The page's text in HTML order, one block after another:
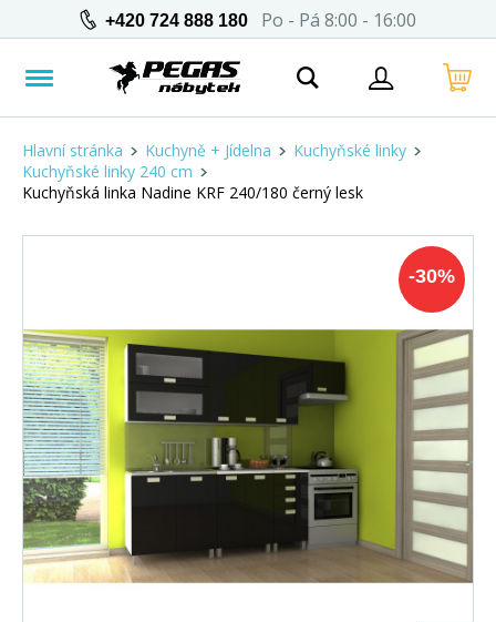
+420 724 888 180 Po - Pá 8:00 - 16:00
Hlavní stránka Kuchyně + Jídelna
Kuchyňské linky
Kuchyňské linky 240 cm
Kuchyňská linka Nadine KRF 240/180 černý lesk
-30%